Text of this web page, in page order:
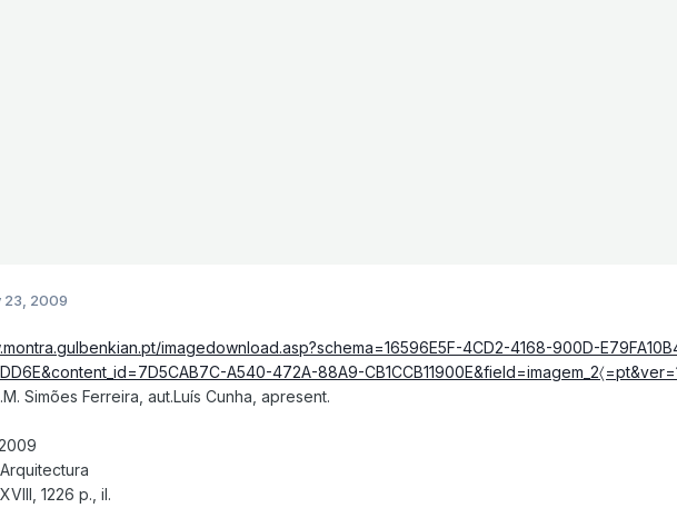
23, 2009
imagedownload.asp?schema=16596E5F-4CD2-4168-900D-
A540-472A-88A9-
Simões Ferreira, aut.Luís Cunha, apresent.
1226 p., il.